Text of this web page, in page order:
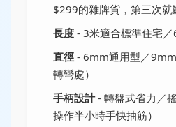
$299的雜牌貨，第三次就
長度 - 3米適合標準住宅
直徑 - 6mm通用型／
轉彎處）
手柄設計- 轉盤式省力／
操作半小時手快抽筋）